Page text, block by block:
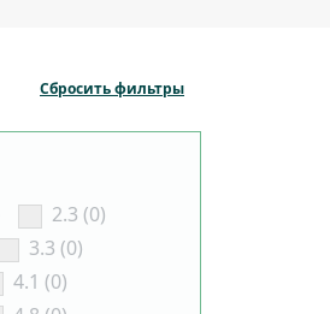
Сбросить фильтры
2.3 (0)
3.3 (0)
4.1 (0)